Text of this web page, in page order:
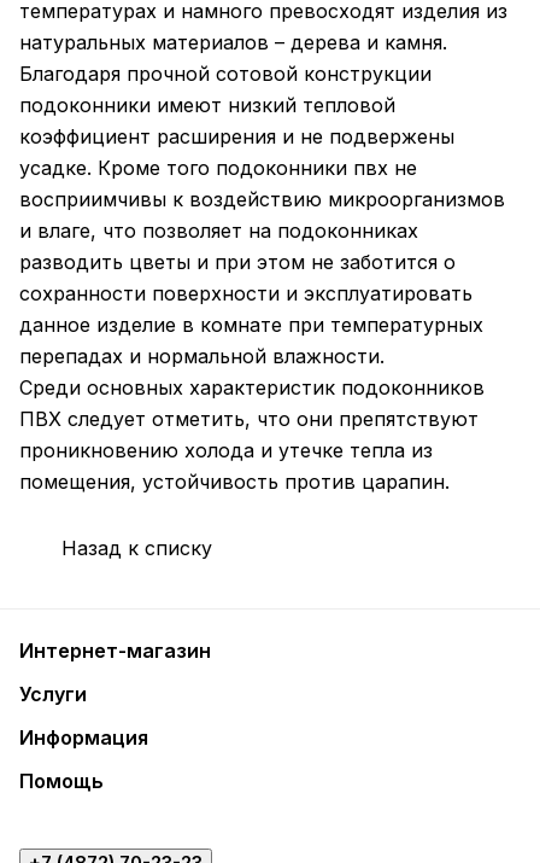
температурах и намного превосходят изделия из
натуральных материалов – дерева и камня.
Благодаря прочной сотовой конструкции
подоконники имеют низкий тепловой
коэффициент расширения и не подвержены
усадке. Кроме того подоконники пвх не
восприимчивы к воздействию микроорганизмов
и влаге, что позволяет на подоконниках
разводить цветы и при этом не заботится о
сохранности поверхности и эксплуатировать
данное изделие в комнате при температурных
перепадах и нормальной влажности.
Среди основных характеристик подоконников
ПВХ следует отметить, что они препятствуют
проникновению холода и утечке тепла из
помещения, устойчивость против царапин.
Назад к списку
Интернет-магазин
Услуги
Информация
Помощь